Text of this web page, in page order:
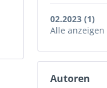
02.2023 (1)
Alle anzeigen
Autoren